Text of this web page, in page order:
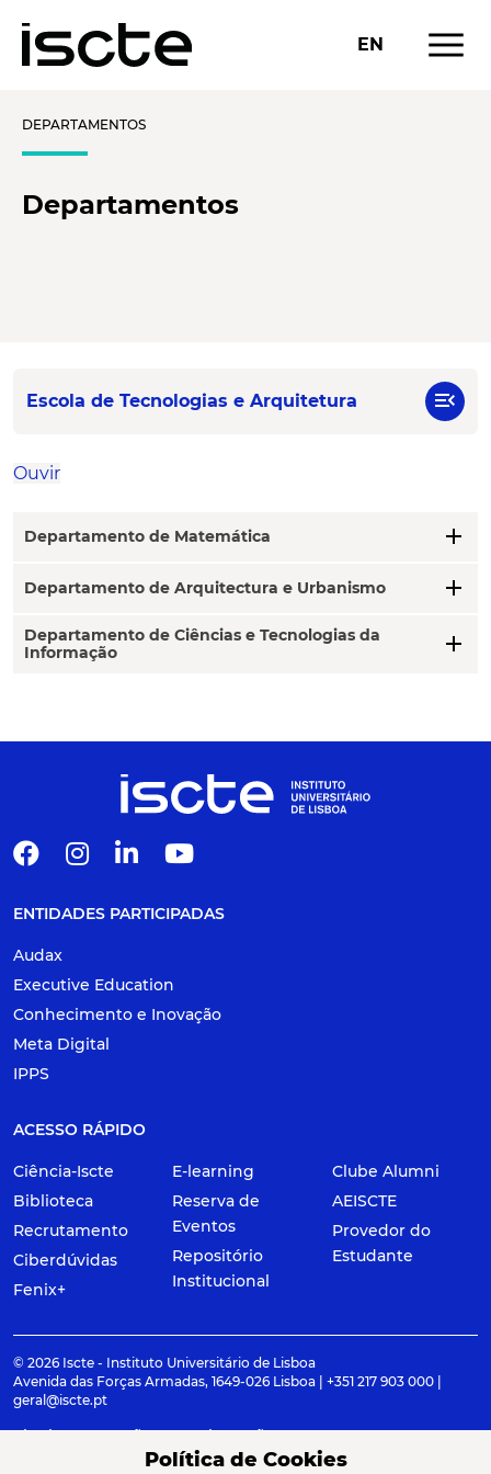
EN menu
DEPARTAMENTOS
Departamentos
Escola de Tecnologias e Arquitetura menu_open
Ouvir
Departamento de Matemática add
Departamento de Arquitectura e Urbanismo add
Departamento de Ciências e Tecnologias da
Informação
add
ENTIDADES PARTICIPADAS
Audax
Executive Education
Conhecimento e Inovação
Meta Digital
IPPS
ACESSO RÁPIDO
Ciência-Iscte
Biblioteca
Recrutamento
Ciberdúvidas
Fenix+
E-learning
Reserva de
Eventos
Repositório
Institucional
Clube Alumni
AEISCTE
Provedor do
Estudante
© 2026 Iscte - Instituto Universitário de Lisboa
Avenida das Forças Armadas, 1649-026 Lisboa | +351 217 903 000 |
geral@iscte.pt
Elogios, Sugestões e Reclamações
Termos e condições
Canal de denúncia
Política de Cookies